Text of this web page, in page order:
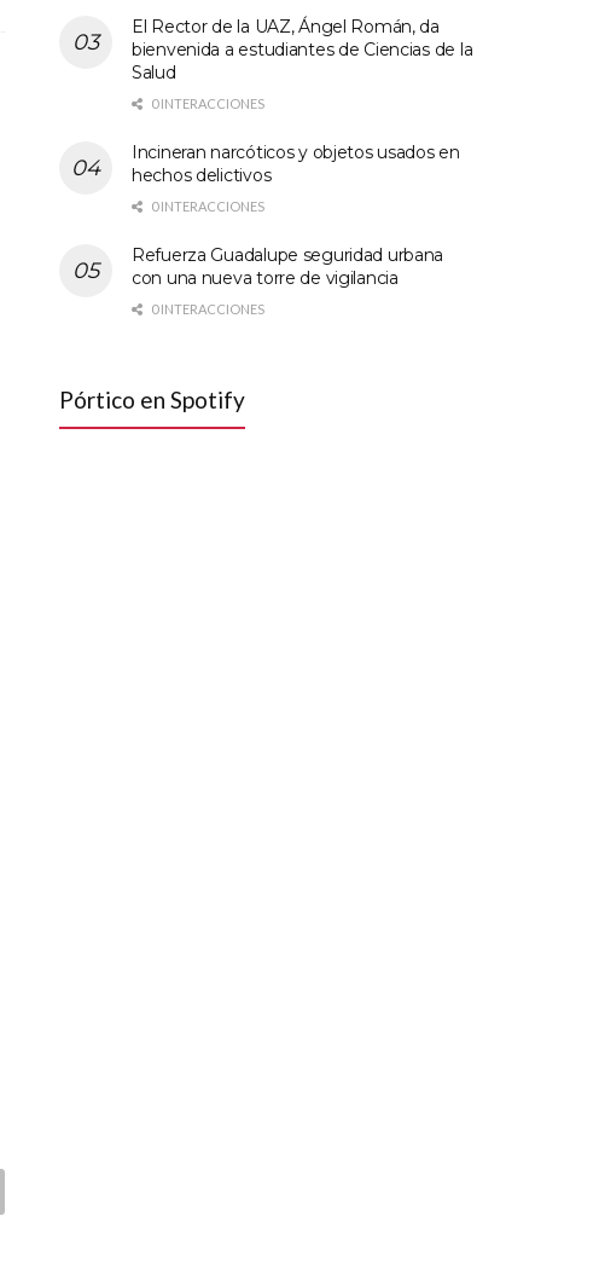
El Rector de la UAZ, Ángel Román, da
bienvenida a estudiantes de Ciencias de la
Salud
0 INTERACCIONES
Incineran narcóticos y objetos usados en
hechos delictivos
0 INTERACCIONES
Refuerza Guadalupe seguridad urbana
con una nueva torre de vigilancia
0 INTERACCIONES
Pórtico en Spotify